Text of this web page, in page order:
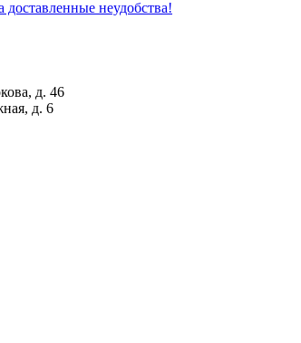
неудобства!
д. 46
д. 6